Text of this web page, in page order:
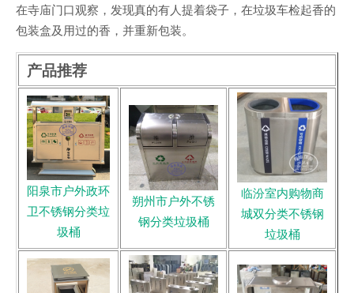
在寺庙门口观察，发现真的有人提着袋子，在垃圾车检起香的
包装盒及用过的香，并重新包装。
产品推荐
阳泉市户外政环
卫不锈钢分类垃
圾桶
朔州市户外不锈
钢分类垃圾桶
临汾室内购物商
城双分类不锈钢
垃圾桶